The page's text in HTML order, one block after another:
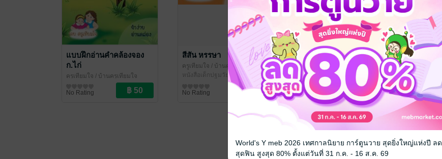
แบบฝึกอ่านคำคล้องจอง
ก.ไก่
ครูเทียมใจ / บ้านครูเทียมใจ
การศึกษา/ตำราเรียน
No Rating
สีสัน หรรษา
ครูเทียมใจ / บ้านครูเทียมใจ
หนังสือเด็กปฐมวัย / นิทานภาพ
No Rating
หน้าที่ 1
World's Y meb 2026 เทศกาลนิยาย การ์ตูนวาย สุดยิ่งใหญ่แห่งปี ลด
สุดฟิน สูงสุด 80% ตั้งแต่วันที่ 31 ก.ค. - 16 ส.ค. 69